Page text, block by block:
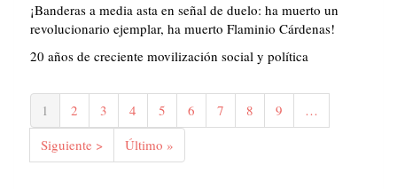
¡Banderas a media asta en señal de duelo: ha muerto un
revolucionario ejemplar, ha muerto Flaminio Cárdenas!
20 años de creciente movilización social y política
Paginación
Página
actual
1 Página
2 Página
3 Página
4 Página
5 Página
6 Página
7 Página
8 Página
9
…
Siguiente
página
Siguiente >
Última
página
Último »